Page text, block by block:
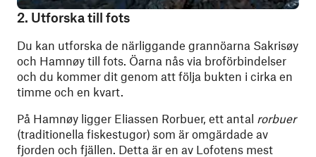
2. Utforska till fots
Du kan utforska de närliggande grannöarna Sakrisøy
och Hamnøy till fots. Öarna nås via broförbindelser
och du kommer dit genom att följa bukten i cirka en
timme och en kvart.
På Hamnøy ligger Eliassen Rorbuer, ett antal rorbuer
(traditionella fiskestugor) som är omgärdade av
fjorden och fjällen. Detta är en av Lofotens mest